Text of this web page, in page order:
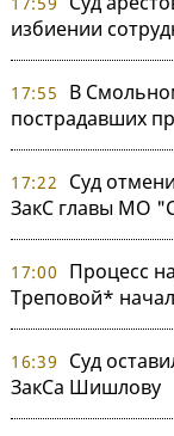
избиении
17:55
В
пострадавших
17:22
Суд
ЗакС главы МО
17:00
Процесс
Треповой*
16:39
Суд
ЗакСа Шишлову